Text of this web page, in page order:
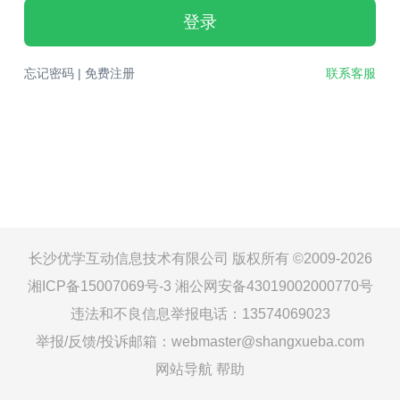
登录
忘记密码| 免费注册 联系客服
长沙优学互动信息技术有限公司 版权所有 ©2009-2026
湘ICP备15007069号-3 湘公网安备43019002000770号
违法和不良信息举报电话：13574069023
举报/反馈/投诉邮箱：webmaster@shangxueba.com
网站导航 帮助